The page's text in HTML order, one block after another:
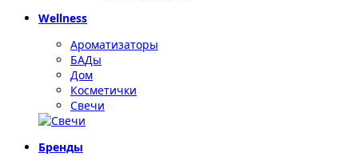
Wellness
Ароматизаторы
БАДы
Дом
Косметички
Свечи
Бренды